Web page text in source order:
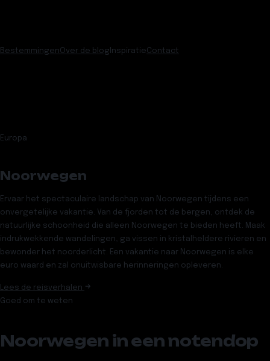
BestemmingenOver de blog InspiratieContact
Europa
Noorwegen
Ervaar het spectaculaire landschap van Noorwegen tijdens een
onvergetelijke vakantie. Van de fjorden tot de bergen, ontdek de
natuurlijke schoonheid die alleen Noorwegen te bieden heeft. Maak
indrukwekkende wandelingen, ga vissen in kristalheldere rivieren en
bewonder het noorderlicht. Een vakantie naar Noorwegen is elke
euro waard en zal onuitwisbare herinneringen opleveren.
Lees de reisverhalen
Goed om te weten
Noorwegen in een notendop